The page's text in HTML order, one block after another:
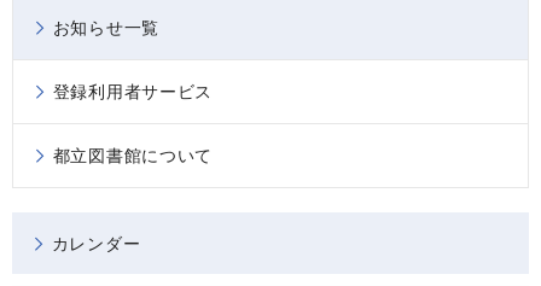
お知らせ一覧
登録利用者サービス
都立図書館について
カレンダー